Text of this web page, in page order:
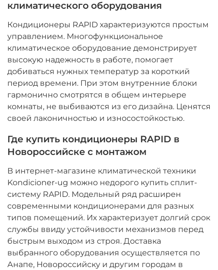
климатического оборудования
Кондиционеры RAPID характеризуются простым
управлением. Многофункциональное
климатическое оборудование демонстрирует
высокую надежность в работе, помогает
добиваться нужных температур за короткий
период времени. При этом внутренние блоки
гармонично смотрятся в общем интерьере
комнаты, не выбиваются из его дизайна. Ценятся
своей лаконичностью и износостойкостью.
Где купить кондиционеры RAPID в
Новороссийске с монтажом
В интернет-магазине климатической техники
Kondicioner-ug можно недорого купить сплит-
систему RAPID. Модельный ряд расширен
современными кондиционерами для разных
типов помещений. Их характеризует долгий срок
службы ввиду устойчивости механизмов перед
быстрым выходом из строя. Доставка
выбранного оборудования осуществляется по
Анапе, Новороссийску и другим городам в